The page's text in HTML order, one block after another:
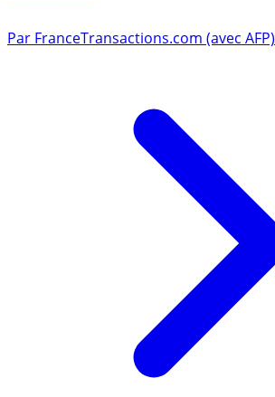
Par FranceTransactions.com (avec AFP)